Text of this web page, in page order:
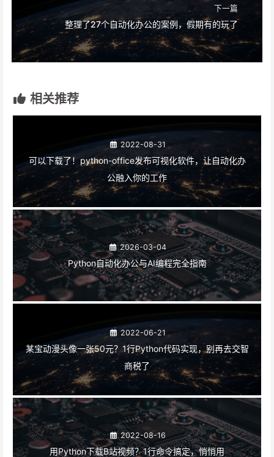
下一篇
整理了27个自动化办公的案例，假期有的玩了
相关推荐
2022-08-31
可以下载了！python-office发布可视化软件，让自动化办
公融入你的工作
2026-03-04
Python自动化办公与AI编程完全指南
2022-06-21
某宝动漫头像一张50元？1行Python代码实现，别再去交智
商税了
2022-08-16
用Python下载B站视频？1行命令搞定，悄悄用